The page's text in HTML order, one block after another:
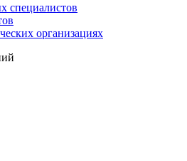
специалистов
организациях